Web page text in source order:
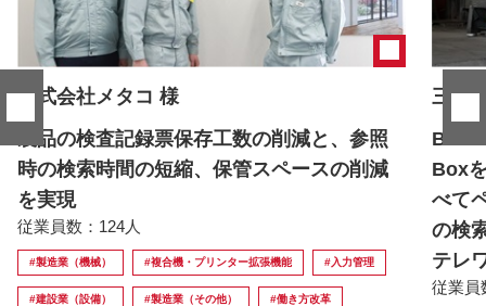
株式会社メタコ 様
製品の検査記録票保存工数の削減と、参照
時の検索時間の短縮、保管スペースの削減
を実現
従業員数：124人
#製造業（機械） #複合機・プリンター拡張機能 #入力管理
#建設業（設備） #製造業（その他） #働き方改革
三井
Box®
Box
べて
の検
テレ
従業員